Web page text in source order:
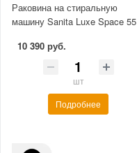
Раковина на стиральную
машину Sanita Luxe Space 55
10 390 руб.
шт
Подробнее